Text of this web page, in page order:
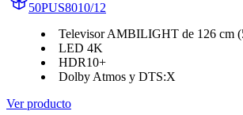
50PUS8010/12
Televisor AMBILIGHT de 126 cm
LED 4K
HDR10+
Dolby Atmos y DTS:X
Ver producto